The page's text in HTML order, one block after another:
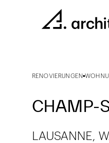
RENOVIERUNGEN
CHAMP-
LAUSANNE,